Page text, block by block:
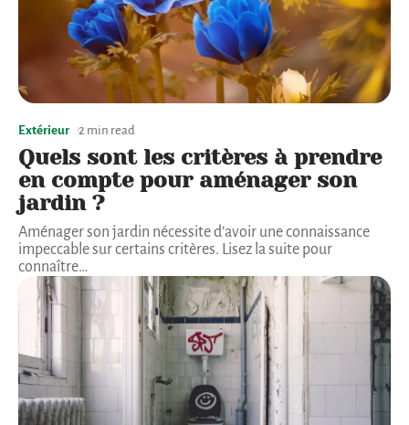
Extérieur 2 min read
Quels sont les critères à prendre
en compte pour aménager son
jardin ?
Aménager son jardin nécessite d’avoir une connaissance
impeccable sur certains critères. Lisez la suite pour
connaître…